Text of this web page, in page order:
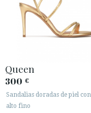
Queen
300 €
Sandalias doradas de piel
alto fino